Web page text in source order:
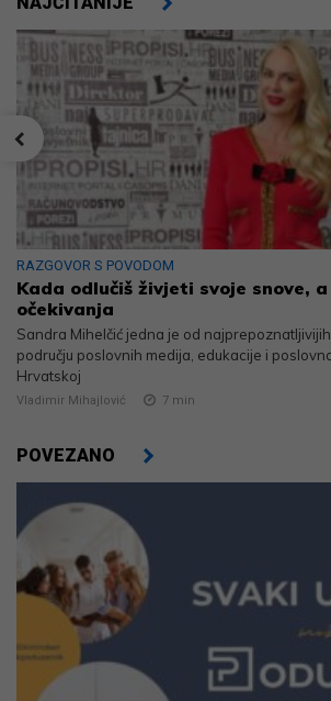
RAZGOVOR S POVODOM
Kada odlučiš živjeti svoje snove,
očekivanja
Sandra Mihelčić jedna je od
području poslovnih medija, edukacije i
Hrvatskoj
Vladimir Mihajlović 7 min
POVEZANO